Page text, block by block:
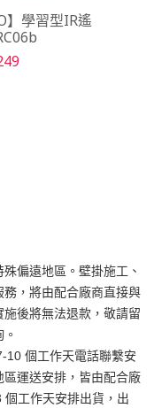
】學習型IR遙
偏遠地區。壁掛施工、
，將由配合廠商直接與
後將無法退款，敬請留
10 個工作天電話聯繫安
運送安排，皆由配合廠
工作天安排出貨，出